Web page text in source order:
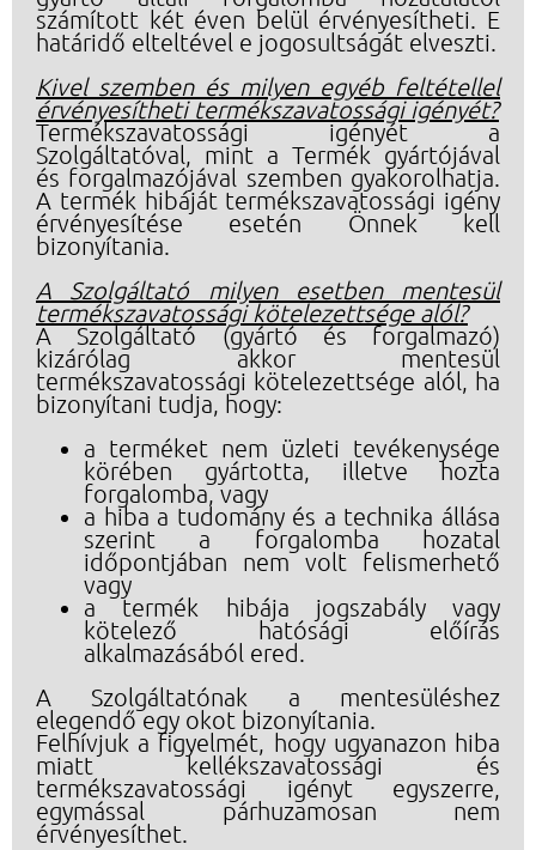
számított két éven belül érvényesítheti. E
határidő elteltével e jogosultságát elveszti.
Kivel szemben és milyen egyéb feltétellel
érvényesítheti termékszavatossági igényét?
Termékszavatossági igényét a
Szolgáltatóval, mint a Termék gyártójával
és forgalmazójával szemben gyakorolhatja.
A termék hibáját termékszavatossági igény
érvényesítése esetén Önnek kell
bizonyítania.
A Szolgáltató milyen esetben mentesül
termékszavatossági kötelezettsége alól?
A Szolgáltató (gyártó és forgalmazó)
kizárólag akkor mentesül
termékszavatossági kötelezettsége alól, ha
bizonyítani tudja, hogy:
a terméket nem üzleti tevékenysége
körében gyártotta, illetve hozta
forgalomba, vagy
a hiba a tudomány és a technika állása
szerint a forgalomba hozatal
időpontjában nem volt felismerhető
vagy
a termék hibája jogszabály vagy
kötelező hatósági előírás
alkalmazásából ered.
A Szolgáltatónak a mentesüléshez
elegendő egy okot bizonyítania.
Felhívjuk a figyelmét, hogy ugyanazon hiba
miatt kellékszavatossági és
termékszavatossági igényt egyszerre,
egymással párhuzamosan nem
érvényesíthet.